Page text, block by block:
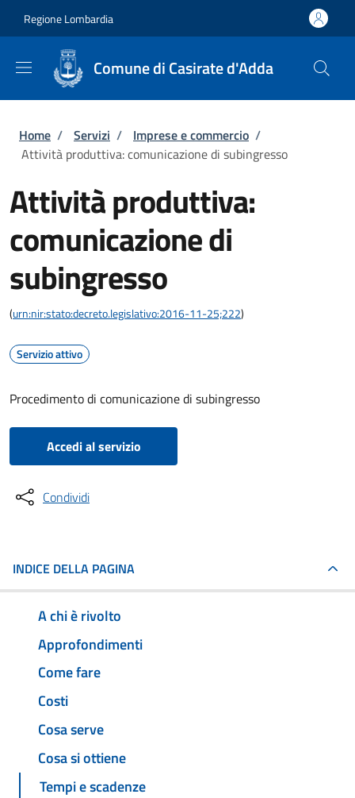
Regione Lombardia
Comune di Casirate d'Adda
Briciole di pane
Home / Servizi / Imprese e commercio /
Attività produttiva: comunicazione di subingresso
Attività produttiva:
comunicazione di
subingresso
(urn:nir:stato:decreto.legislativo:2016-11-25;222)
Servizio attivo
Procedimento di comunicazione di subingresso
Accedi al servizio
Condividi
INDICE DELLA PAGINA
A chi è rivolto
Approfondimenti
Come fare
Costi
Cosa serve
Cosa si ottiene
Tempi e scadenze